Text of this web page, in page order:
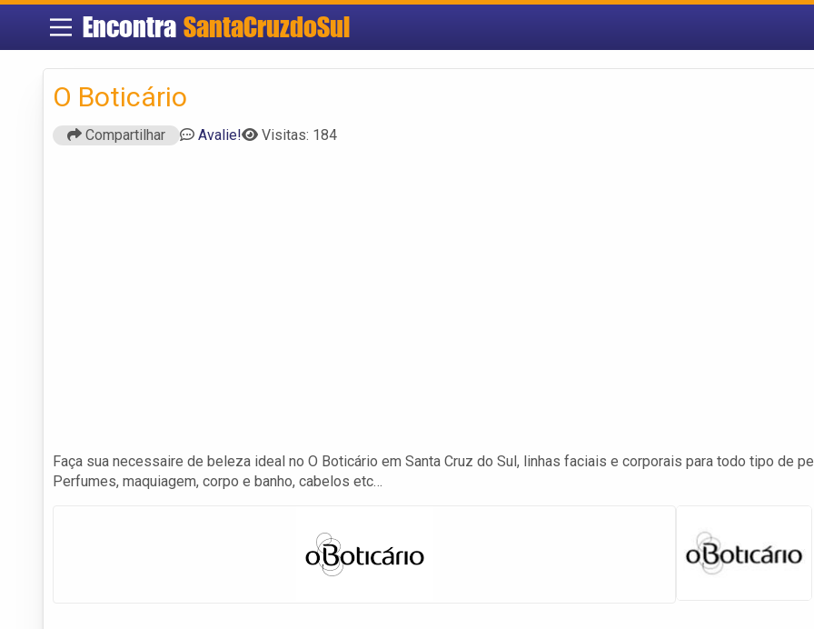
Encontra SantaCruzdoSul
O Boticário
Compartilhar Avalie! Visitas: 184
Faça sua necessaire de beleza ideal no O Boticário em Santa Cruz do Sul, linhas faciais e corporais para todo tipo de
Perfumes, maquiagem, corpo e banho, cabelos etc…